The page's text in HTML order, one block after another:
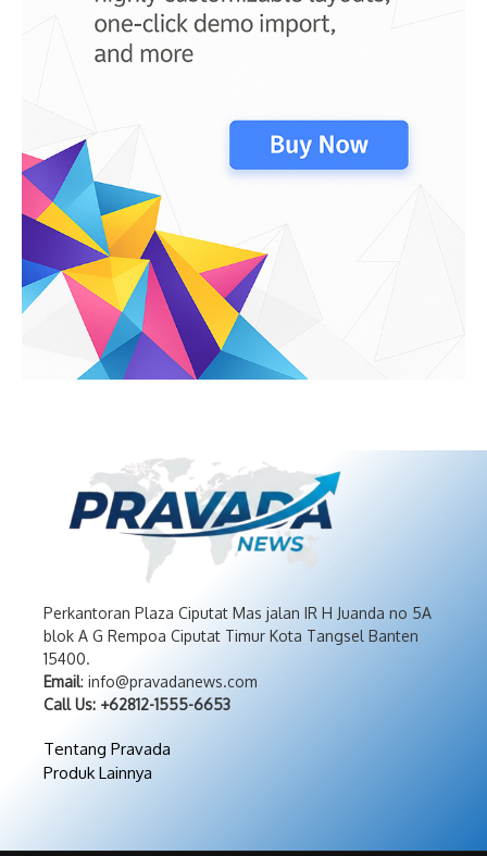
Perkantoran Plaza Ciputat Mas jalan IR H Juanda no 5A
blok A G Rempoa Ciputat Timur Kota Tangsel Banten
15400.
Email: info@pravadanews.com
Call Us: +62812-1555-6653
Tentang Pravada
Produk Lainnya